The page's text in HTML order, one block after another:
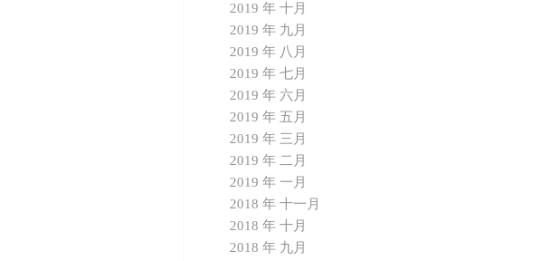
2019 年 十月
2019 年 九月
2019 年 八月
2019 年 七月
2019 年 六月
2019 年 五月
2019 年 三月
2019 年 二月
2019 年 一月
2018 年 十一月
2018 年 十月
2018 年 九月